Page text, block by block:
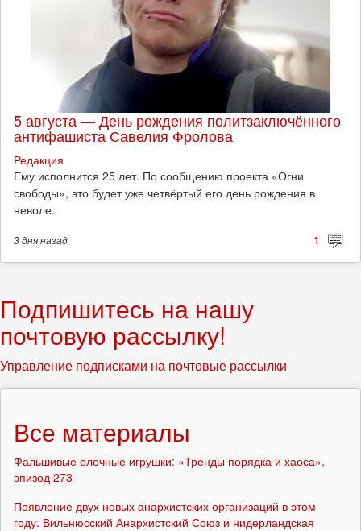
5 августа — День рождения политзаключённого
антифашиста Савелия Фролова
Редакция
Ему исполнится 25 лет. По сообщению проекта «Огни
свободы», это будет уже четвёртый его день рождения в
неволе.
3 дняназад 1
Подпишитесь на нашу
почтовую рассылку!
Управление подписками на почтовые рассылки
Все материалы
Фальшивые елочные игрушки: «Тренды порядка и хаоса»,
эпизод 273
Появление двух новых анархистских организаций в этом
году: Вильнюсский Анархистский Союз и нидерландская